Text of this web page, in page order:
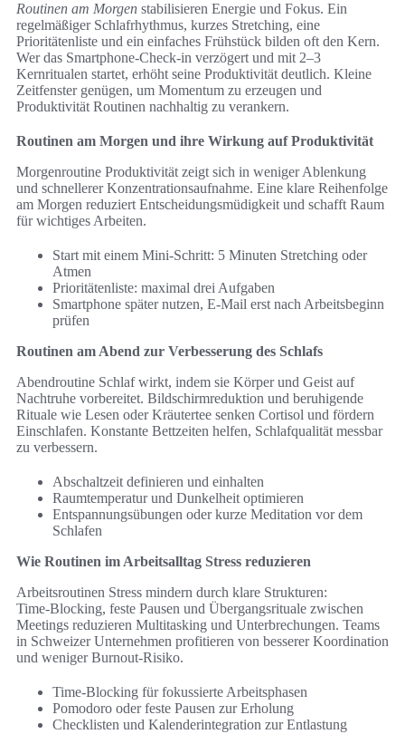
Routinen am Morgen stabilisieren Energie und Fokus. Ein
regelmäßiger Schlafrhythmus, kurzes Stretching, eine
Prioritätenliste und ein einfaches Frühstück bilden oft den Kern.
Wer das Smartphone-Check-in verzögert und mit 2–3
Kernritualen startet, erhöht seine Produktivität deutlich. Kleine
Zeitfenster genügen, um Momentum zu erzeugen und
Produktivität Routinen nachhaltig zu verankern.
Routinen am Morgen und ihre Wirkung auf Produktivität
Morgenroutine Produktivität zeigt sich in weniger Ablenkung
und schnellerer Konzentrationsaufnahme. Eine klare Reihenfolge
am Morgen reduziert Entscheidungsmüdigkeit und schafft Raum
für wichtiges Arbeiten.
Start mit einem Mini‑Schritt: 5 Minuten Stretching oder
Atmen
Prioritätenliste: maximal drei Aufgaben
Smartphone später nutzen, E‑Mail erst nach Arbeitsbeginn
prüfen
Routinen am Abend zur Verbesserung des Schlafs
Abendroutine Schlaf wirkt, indem sie Körper und Geist auf
Nachtruhe vorbereitet. Bildschirmreduktion und beruhigende
Rituale wie Lesen oder Kräutertee senken Cortisol und fördern
Einschlafen. Konstante Bettzeiten helfen, Schlafqualität messbar
zu verbessern.
Abschaltzeit definieren und einhalten
Raumtemperatur und Dunkelheit optimieren
Entspannungsübungen oder kurze Meditation vor dem
Schlafen
Wie Routinen im Arbeitsalltag Stress reduzieren
Arbeitsroutinen Stress mindern durch klare Strukturen:
Time‑Blocking, feste Pausen und Übergangsrituale zwischen
Meetings reduzieren Multitasking und Unterbrechungen. Teams
in Schweizer Unternehmen profitieren von besserer Koordination
und weniger Burnout‑Risiko.
Time‑Blocking für fokussierte Arbeitsphasen
Pomodoro oder feste Pausen zur Erholung
Checklisten und Kalenderintegration zur Entlastung